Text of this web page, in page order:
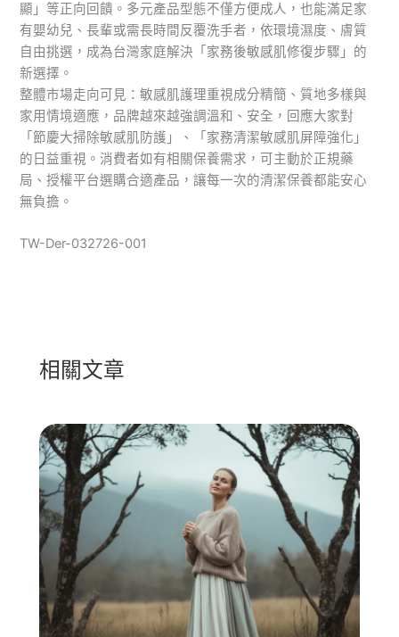
顯」等正向回饋。多元產品型態不僅方便成人，也能滿足家
有嬰幼兒、長輩或需長時間反覆洗手者，依環境濕度、膚質
自由挑選，成為台灣家庭解決「家務後敏感肌修復步驟」的
新選擇。
整體市場走向可見：敏感肌護理重視成分精簡、質地多樣與
家用情境適應，品牌越來越強調溫和、安全，回應大家對
「節慶大掃除敏感肌防護」、「家務清潔敏感肌屏障強化」
的日益重視。消費者如有相關保養需求，可主動於正規藥
局、授權平台選購合適產品，讓每一次的清潔保養都能安心
無負擔。
TW-Der-032726-001
相關文章